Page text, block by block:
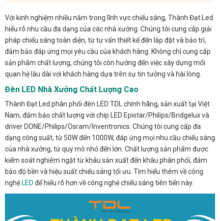
Với kinh nghiệm nhiều năm trong lĩnh vực chiếu sáng, Thành Đạt Led
hiểu rõ nhu cầu đa dạng của các nhà xưởng. Chúng tôi cung cấp giải
pháp chiếu sáng toàn diện, từ tư vấn thiết kế đến lắp đặt và bảo trì,
đảm bảo đáp ứng mọi yêu cầu của khách hàng. Không chỉ cung cấp
sản phẩm chất lượng, chúng tôi còn hướng đến việc xây dựng mối
quan hệ lâu dài với khách hàng dựa trên sự tin tưởng và hài lòng.
Đèn LED Nhà Xưởng Chất Lượng Cao
Thành Đạt Led phân phối đèn LED TDL chính hãng, sản xuất tại Việt
Nam, đảm bảo chất lượng với chip LED Epistar/Philips/Bridgelux và
driver DONE/Philips/Osram/Inventronics. Chúng tôi cung cấp đa
dạng công suất, từ 50W đến 1000W, đáp ứng mọi nhu cầu chiếu sáng
của nhà xưởng, từ quy mô nhỏ đến lớn. Chất lượng sản phẩm được
kiểm soát nghiêm ngặt từ khâu sản xuất đến khâu phân phối, đảm
bảo độ bền và hiệu suất chiếu sáng tối ưu. Tìm hiểu thêm về công
nghệ LED để hiểu rõ hơn về công nghệ chiếu sáng tiên tiến này.